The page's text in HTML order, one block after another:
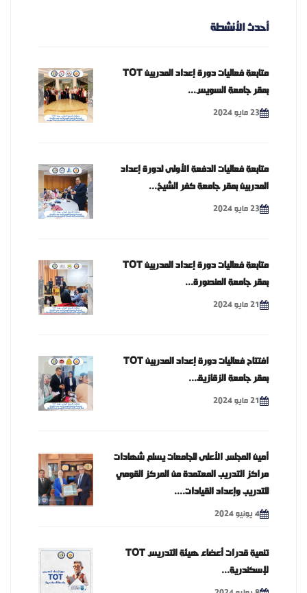
أحدث الأنشطة
متابعة فعاليات دورة إعداد المدربين TOT
بمقر جامعة السويس...
23 مايو 2024
متابعة فعاليات الدفعة الأولى لدورة إعداد
المدربين بمقر جامعة كفر الشيخ...
23 مايو 2024
متابعة فعاليات دورة إعداد المدربين TOT
بمقر جامعة المنصورة...
21 مايو 2024
افتتاح فعاليات دورة إعداد المدربين TOT
بمقر جامعة الزقازيق...
21 مايو 2024
أمين المجلس الأعلى للجامعات يسلم شهادات
مراكز التدريب المعتمدة من المركز القومي
للتدريب وإعداد القيادات....
4 يونيو 2024
تنمية قدرات أعضاء هيئة التدريس TOT
لإسكندرية...